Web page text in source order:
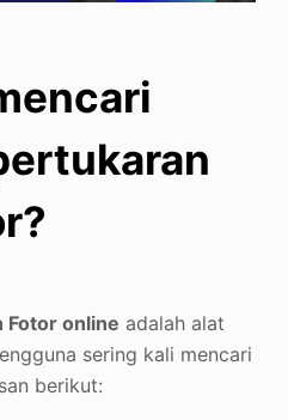
Fotor online adalah alat
sering kali mencari
berikut: